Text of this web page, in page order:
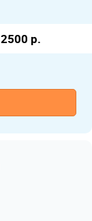
2500 р.